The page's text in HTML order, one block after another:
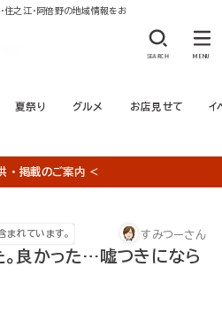
住之江・阿倍野の地域情報をお
夏祭り グルメ お店見せて イ
SEARCH MENU
・ 掲載のご案内 ＜
まれています。 すみつーさん
。良かった…嘘つきになら